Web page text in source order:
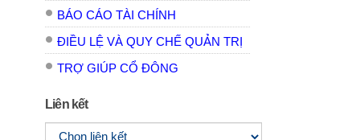
BÁO CÁO TÀI CHÍNH
ĐIỀU LỆ VÀ QUY CHẾ QUẢN TRỊ
TRỢ GIÚP CỔ ĐÔNG
Liên kết